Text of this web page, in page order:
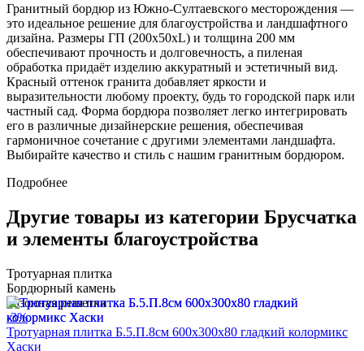
Гранитный бордюр из Южно-Султаевского месторождения —
это идеальное решение для благоустройства и ландшафтного
дизайна. Размеры ГП (200x50xL) и толщина 200 мм
обеспечивают прочность и долговечность, а пиленая
обработка придаёт изделию аккуратный и эстетичный вид.
Красный оттенок гранита добавляет яркости и
выразительности любому проекту, будь то городской парк или
частный сад. Форма бордюра позволяет легко интегрировать
его в различные дизайнерские решения, обеспечивая
гармоничное сочетание с другими элементами ландшафта.
Выбирайте качество и стиль с нашим гранитным бордюром.
Подробнее
Другие товары из категории Брусчатка
и элементы благоустройства
Тротуарная плитка
Бордюрный камень
Газонная решетка
-3%
Тротуарная плитка Б.5.П.8см 600х300х80 гладкий колормикс
Хаски